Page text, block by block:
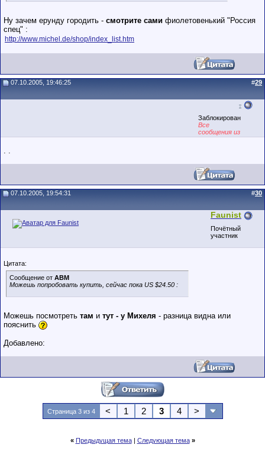
Ну зачем ерунду городить - смотрите сами фиолетовенький "Россия
спец" :
http://www.michel.de/shop/index_list.htm
07.10.2005, 19:46:25 #29
.
Заблокирован
Все
сообщения из
точек
. .
07.10.2005, 19:54:31 #30
Faunist
Почётный
участник
Цитата:
Сообщение от АВМ
Можешь попробовать купить, сейчас пока US $24.50 :
Можешь посмотреть там и тут - у Михеля - разница видна или
пояснить
Добавлено:
Страница 3 из 4 < 1 2 3 4 >
« Предыдущая тема| Следующая тема »